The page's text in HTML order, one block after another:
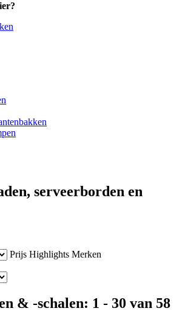
serveerborden en
Prijs Highlights Merken
& -schalen: 1 - 30 van 58